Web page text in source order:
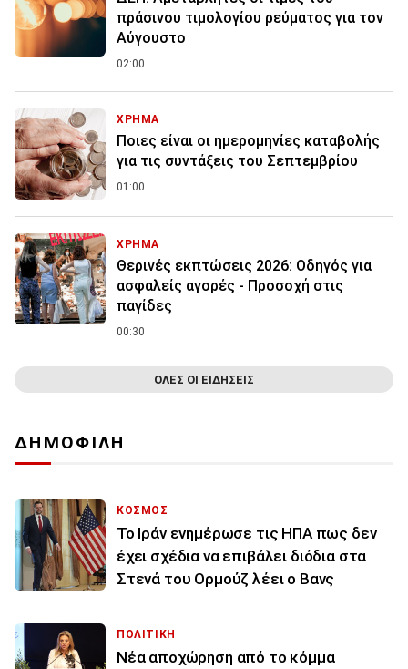
πράσινου τιμολογίου ρεύματος για τον
Αύγουστο
02:00
ΧΡΗΜΑ
Ποιες είναι οι ημερομηνίες καταβολής
για τις συντάξεις του Σεπτεμβρίου
01:00
ΧΡΗΜΑ
Θερινές εκπτώσεις 2026: Οδηγός για
ασφαλείς αγορές - Προσοχή στις
παγίδες
00:30
ΟΛΕΣ ΟΙ ΕΙΔΗΣΕΙΣ
ΔΗΜΟΦΙΛΗ
ΚΟΣΜΟΣ
To Ιράν ενημέρωσε τις ΗΠΑ πως δεν
έχει σχέδια να επιβάλει διόδια στα
Στενά του Ορμούζ λέει ο Βανς
ΠΟΛΙΤΙΚΗ
Νέα αποχώρηση από το κόμμα